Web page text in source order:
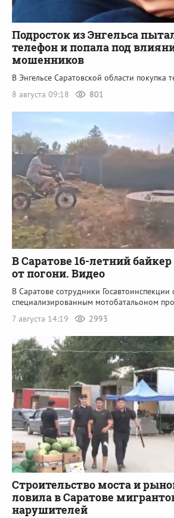
Подросток из Энгельса
телефон и попала под
мошенников
В Энгельсе Саратовской области покупка
8 августа 09:18
801
В Саратове 16-летний
от погони. Видео
В Саратове сотрудники Госавтоинспекции
специализированным мотобатальоном
7 августа 14:19
2993
Строительство моста и
ловила в Саратове
нарушителей